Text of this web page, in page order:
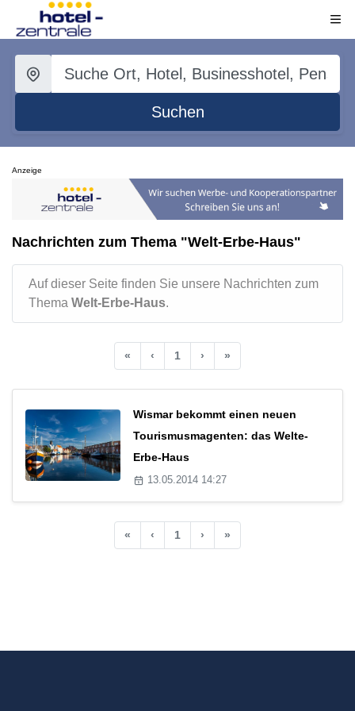
Suchen
Anzeige
Nachrichten zum Thema "Welt-Erbe-Haus"
Auf dieser Seite finden Sie unsere Nachrichten zum
Thema Welt-Erbe-Haus.
« ‹ 1 › »
Wismar bekommt einen neuen
Tourismusmagenten: das Welte-
Erbe-Haus
13.05.2014 14:27
« ‹ 1 › »